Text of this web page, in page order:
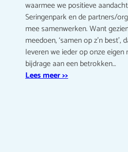
waarmee we positieve
Seringenpark en de partners/
mee samenwerken. Want
meedoen, ‘samen op z’n
leveren we ieder op onze eigen
bijdrage aan een betrokken…
Lees meer >>